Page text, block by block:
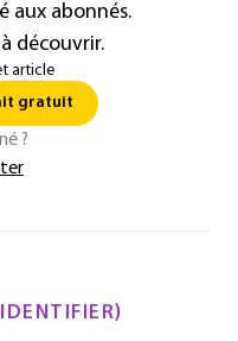
aux abonnés.
découvrir.
article
gratuit
?